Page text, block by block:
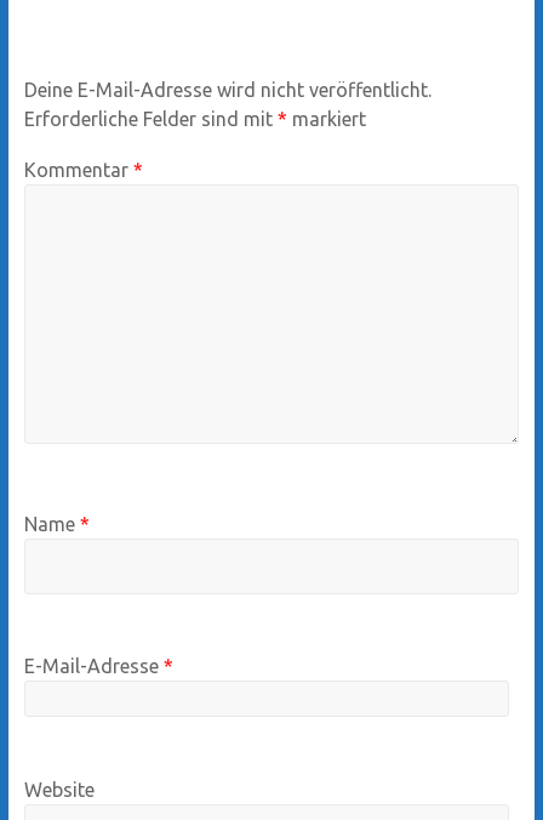
Deine E-Mail-Adresse wird nicht veröffentlicht.
Erforderliche Felder sind mit * markiert
Kommentar *
Name *
E-Mail-Adresse *
Website